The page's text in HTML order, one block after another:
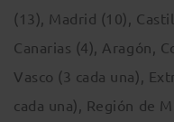
(13), Madrid (10),
Canarias (4), Aragón,
Vasco (3 cada una),
cada una), Región de